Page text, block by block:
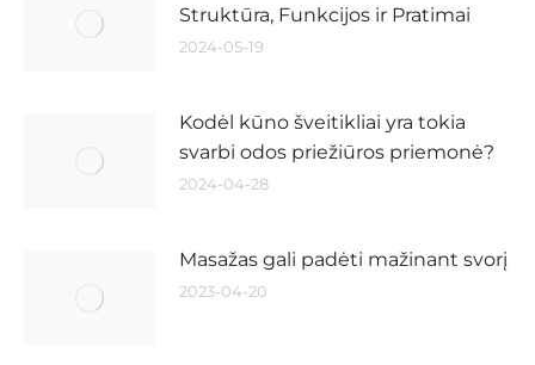
Struktūra, Funkcijos ir Pratimai
2024-05-19
Kodėl kūno šveitikliai yra tokia
svarbi odos priežiūros priemonė?
2024-04-28
Masažas gali padėti mažinant svorį
2023-04-20